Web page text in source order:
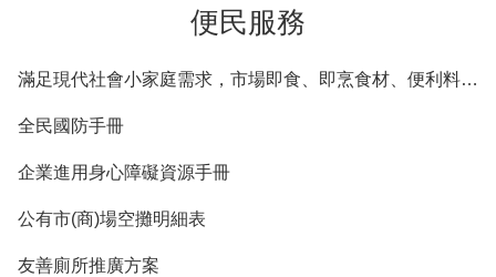
便民服務
滿足現代社會小家庭需求，市場即食、即烹食材、便利料理包等商品列表
全民國防手冊
企業進用身心障礙資源手冊
公有市(商)場空攤明細表
友善廁所推廣方案